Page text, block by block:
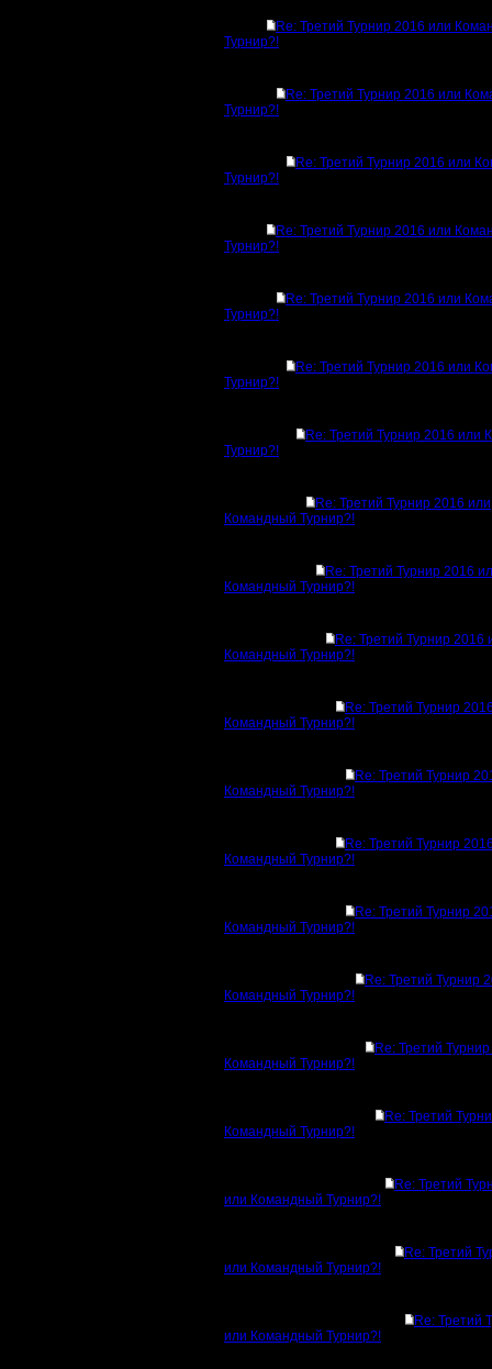
Re: Третий Турнир 2016 или
Турнир?!
Re: Третий Турнир 2016 или
Турнир?!
Re: Третий Турнир 2016 или
Турнир?!
Re: Третий Турнир 2016 или
Турнир?!
Re: Третий Турнир 2016 или
Турнир?!
Re: Третий Турнир 2016 или
Турнир?!
Re: Третий Турнир 2016 или
Турнир?!
Re: Третий Турнир 2016 или
Командный Турнир?!
Re: Третий Турнир 2016
Командный Турнир?!
Re: Третий Турнир 2016
Командный Турнир?!
Re: Третий Турнир
Командный Турнир?!
Re: Третий Турнир
Командный Турнир?!
Re: Третий Турнир
Командный Турнир?!
Re: Третий Турнир
Командный Турнир?!
Re: Третий Турнир
Командный Турнир?!
Re: Третий
Командный Турнир?!
Re: Третий
Командный Турнир?!
Re: Третий
или Командный Турнир?!
Re: Третий
или Командный Турнир?!
Re: Третий
или Командный Турнир?!